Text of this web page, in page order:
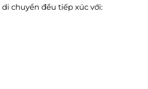
di chuyển đều tiếp xúc với: